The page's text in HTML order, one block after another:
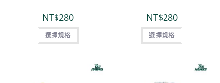
NT$280
選擇規格
NT$280
選擇規格